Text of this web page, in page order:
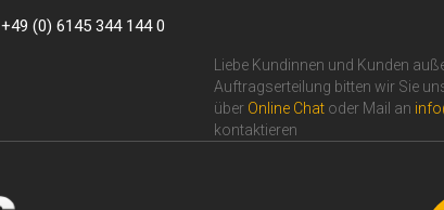
+49 (0) 6145 344 144 0
Liebe Kundinnen und Kunden
Auftragserteilung bitten wir Sie
über Online Сhat oder Mail an
kontaktieren